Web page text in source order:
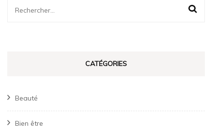
Rechercher :
CATÉGORIES
Beauté
Bien être